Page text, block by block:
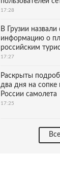
17:28
В Грузии
информацию о
российским
17:27
Раскрыты
два дня на сопке
России самолета
17:25